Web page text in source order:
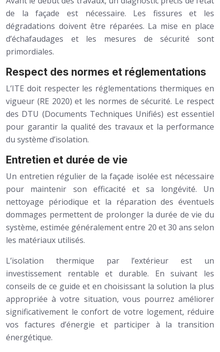
de la façade est nécessaire. Les fissures et les
dégradations doivent être réparées. La mise en place
d’échafaudages et les mesures de sécurité sont
primordiales.
Respect des normes et réglementations
L’ITE doit respecter les réglementations thermiques en
vigueur (RE 2020) et les normes de sécurité. Le respect
des DTU (Documents Techniques Unifiés) est essentiel
pour garantir la qualité des travaux et la performance
du système d’isolation.
Entretien et durée de vie
Un entretien régulier de la façade isolée est nécessaire
pour maintenir son efficacité et sa longévité. Un
nettoyage périodique et la réparation des éventuels
dommages permettent de prolonger la durée de vie du
système, estimée généralement entre 20 et 30 ans selon
les matériaux utilisés.
L’isolation thermique par l’extérieur est un
investissement rentable et durable. En suivant les
conseils de ce guide et en choisissant la solution la plus
appropriée à votre situation, vous pourrez améliorer
significativement le confort de votre logement, réduire
vos factures d’énergie et participer à la transition
énergétique.